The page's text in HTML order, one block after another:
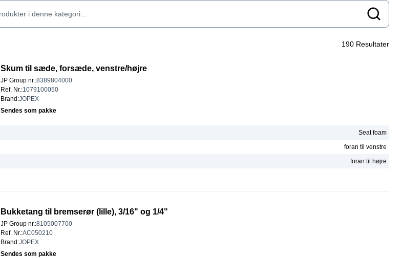
190 Resultater
Skum til sæde, forsæde, venstre/højre
JP Group nr.:8389804000
Ref. Nr.:1079100050
Brand :JOPEX
Sendes som pakke
Seat foam
foran til venstre
foran til højre
Bukketang til bremserør (lille), 3/16" og 1/4"
JP Group nr.:8105007700
Ref. Nr.:AC050210
Brand :JOPEX
Sendes som pakke